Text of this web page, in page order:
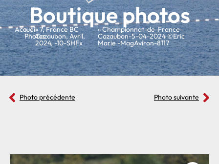
Boutique photos
Accueil
»
Photos
»7,France BC
Cazaubon,Avril,
2024,-10-SHFx
» Championnat-de-France-
Cazaubon-5-04-2024 ©Eric
Marie -MagAviron-8117
Photo précédente Photo suivante